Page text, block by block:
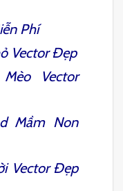
Phí
VectorĐẹp
Vector
Mầm Non
VectorĐẹp